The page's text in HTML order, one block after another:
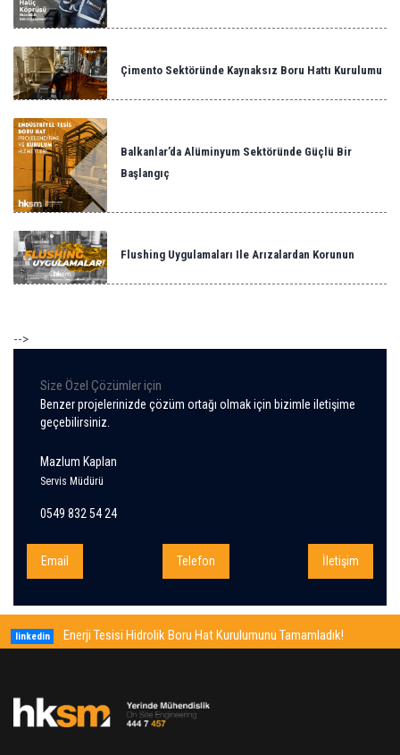
Çimento Sektöründe Kaynaksız Boru Hattı Kurulumu
Balkanlar’da Alüminyum Sektöründe Güçlü Bir
Başlangıç
Flushing Uygulamaları Ile Arızalardan Korunun
-->
Size Özel Çözümler için
Benzer projelerinizde çözüm ortağı olmak için bizimle iletişime
geçebilirsiniz.
Mazlum Kaplan
Servis Müdürü
0549 832 54 24
Email Telefon İletişim
linkedin
50 Yaşındaki Metro İstanbul Vagon Tamir